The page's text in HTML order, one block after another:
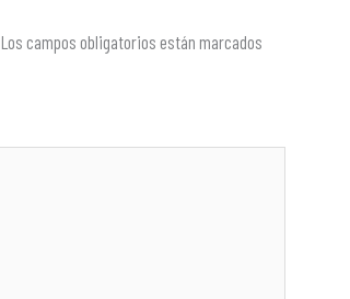
Los campos obligatorios están marcados